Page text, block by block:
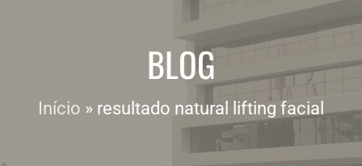
BLOG
Início » resultado natural lifting facial